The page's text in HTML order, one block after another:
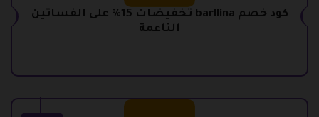
كود خصم barllina تخفيضات 15% على الفساتين
الناعمة